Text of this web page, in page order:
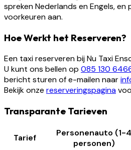
spreken Nederlands en Engels, en
voorkeuren aan.
Hoe Werkt het Reserveren?
Een taxi reserveren bij Nu Taxi
U kunt ons bellen op 085 130
bericht sturen of e-mailen naar
Bekijk onze reserveringspagina
Transparante Tarieven
Tarief
Personenauto (1-4
personen)